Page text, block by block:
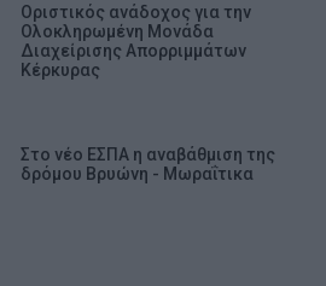
Οριστικός ανάδοχος για την
Ολοκληρωμένη Μονάδα
Διαχείρισης Απορριμμάτων
Κέρκυρας
Στο νέο ΕΣΠΑ η αναβάθμιση της
δρόμου Βρυώνη - Μωραΐτικα